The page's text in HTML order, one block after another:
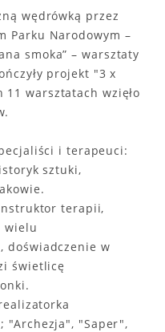
wędrówką przez
Parku Narodowym –
smoka” – warsztaty
projekt "3 x
warsztatach wzięło
i terapeuci:
sztuki,
terapii,
wielu
doświadczenie w
świetlicę
"Archezja", "Saper",